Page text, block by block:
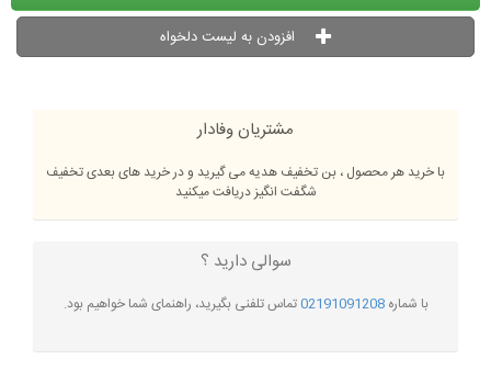
افزودن به لیست دلخواه
مشتریان وفادار
با خرید هر محصول ، بن تخفیف هدیه می گیرید و در خرید های بعدی تخفیف
شگفت انگیز دریافت میکنید
سوالی دارید ؟
با شماره02191091208تماس تلفنی بگیرید، راهنمای شما خواهیم بود.